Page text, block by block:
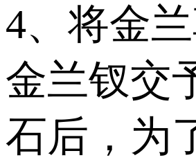
4、将金
金兰钗交
石后，为